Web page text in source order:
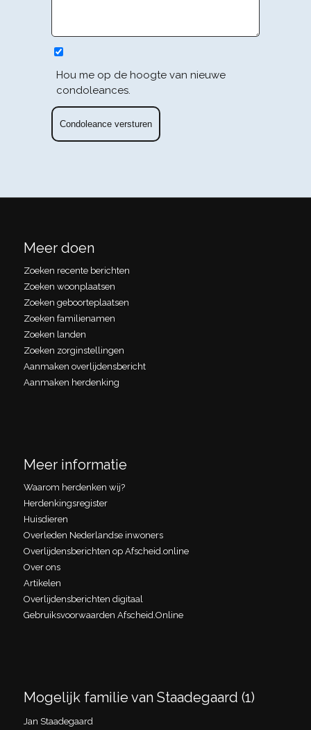
Hou me op de hoogte van nieuwe
condoleances.
Meer doen
Zoeken recente berichten
Zoeken woonplaatsen
Zoeken geboorteplaatsen
Zoeken familienamen
Zoeken landen
Zoeken zorginstellingen
Aanmaken overlijdensbericht
Aanmaken herdenking
Meer informatie
Waarom herdenken wij?
Herdenkingsregister
Huisdieren
Overleden Nederlandse inwoners
Overlijdensberichten op Afscheid.online
Over ons
Artikelen
Overlijdensberichten digitaal
Gebruiksvoorwaarden Afscheid.Online
Mogelijk familie van Staadegaard (1)
Jan Staadegaard